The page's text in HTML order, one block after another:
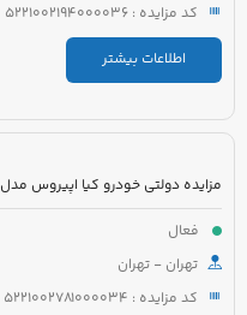
کد مزایده : 5221002194000036
اطلاعات بیشتر
مزایده دولتی خودرو کیا اپیروس مدل 2009 رنگ سفید
فعال
تهران - تهران
کد مزایده : 5221002781000034